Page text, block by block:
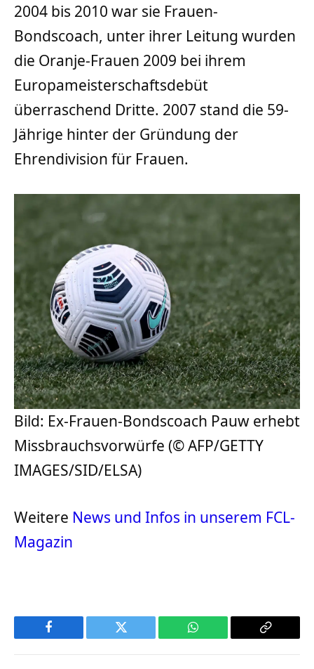
2004 bis 2010 war sie Frauen-
Bondscoach, unter ihrer Leitung wurden
die Oranje-Frauen 2009 bei ihrem
Europameisterschaftsdebüt
überraschend Dritte. 2007 stand die 59-
Jährige hinter der Gründung der
Ehrendivision für Frauen.
Bild: Ex-Frauen-Bondscoach Pauw erhebt
Missbrauchsvorwürfe (© AFP/GETTY
IMAGES/SID/ELSA)
Weitere News und Infos in unserem FCL-
Magazin
Facebook Twitter WhatsApp
Copy